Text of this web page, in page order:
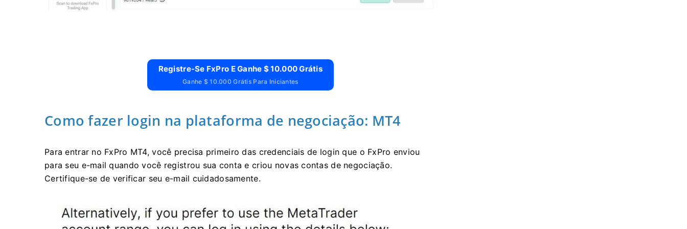
Registre-Se FxPro E Ganhe $ 10.000 Grátis
Ganhe $ 10.000 Grátis Para Iniciantes
Como fazer login na plataforma de negociação: MT4
Para entrar no FxPro MT4, você precisa primeiro das credenciais de login que o FxPro enviou
para seu e-mail quando você registrou sua conta e criou novas contas de negociação.
Certifique-se de verificar seu e-mail cuidadosamente.